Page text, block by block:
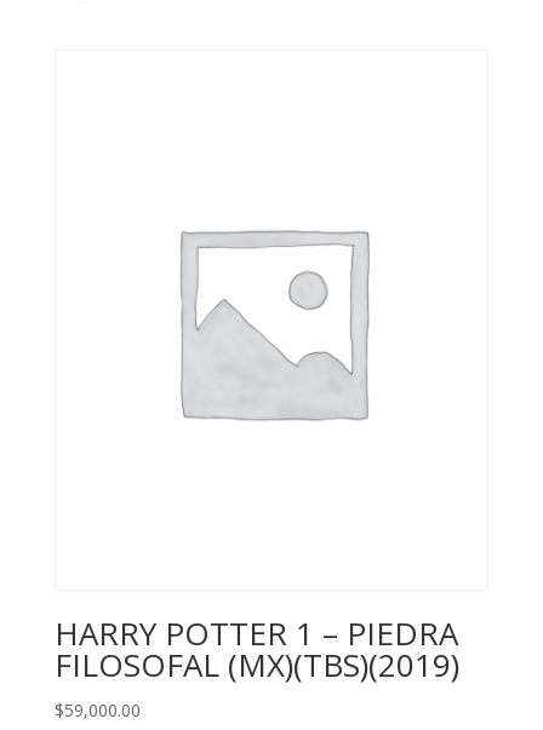
HARRY POTTER 1 – PIEDRA
FILOSOFAL (MX)(TBS)(2019)
$59,000.00